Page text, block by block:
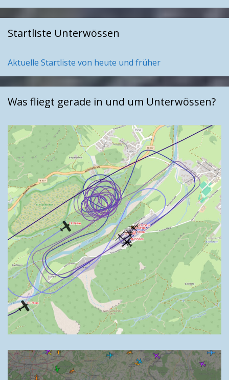
Startliste Unterwössen
Aktuelle Startliste von heute und früher
Was fliegt gerade in und um Unterwössen?